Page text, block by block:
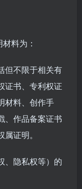
料为：
但不限于相关有
证书、专利权证
材料、创作手
、作品备案证书
证明。
、隐私权等）的